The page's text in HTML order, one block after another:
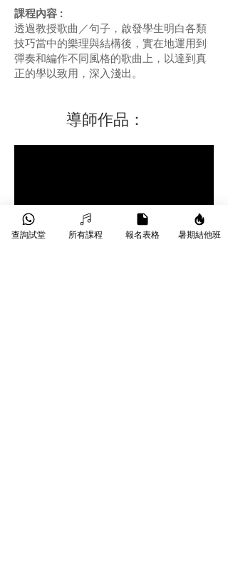
課程內容 :
透過教授歌曲／句子，啟發學生明白各類
技巧當中的樂理與結構後，實在地運用到
彈奏和編作不同風格的歌曲上，以達到真
正的學以致用，深入淺出。
​導師作品：
查詢試堂 所有課程 報名表格 暑期結他班